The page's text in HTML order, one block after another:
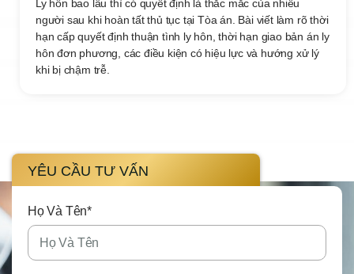
Ly hôn bao lâu thì có quyết định là thắc mắc của nhiều
người sau khi hoàn tất thủ tục tại Tòa án. Bài viết làm rõ thời
hạn cấp quyết định thuận tình ly hôn, thời hạn giao bản án ly
hôn đơn phương, các điều kiện có hiệu lực và hướng xử lý
khi bị chậm trễ.
YÊU CẦU TƯ VẤN
Họ Và Tên*